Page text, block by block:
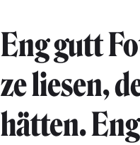
Eng gutt
ze liesen,
hätten.